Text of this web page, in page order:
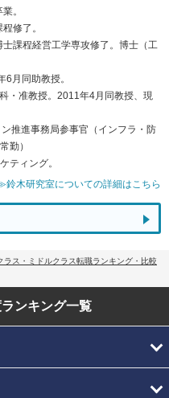
。
修了。
課程経営工学専攻修了。博士（工
月同助教授。
・准教授。2011年4月同教授、現
推進事務局参事官（インフラ・防
勤）
ティング。
鈴木研究室についての詳細はこちら
ラス・ミドルクラス転職ランキング・比較
ランキング一覧